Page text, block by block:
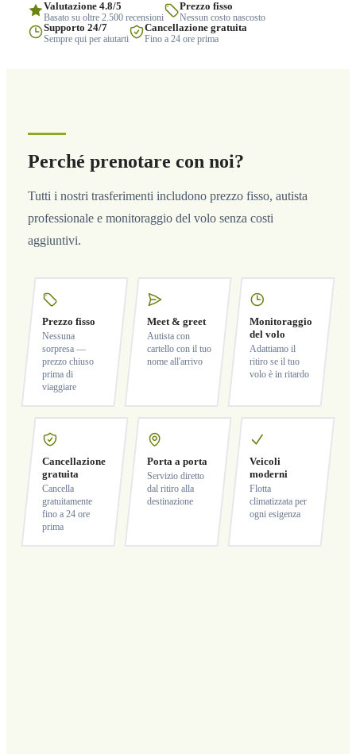
Valutazione 4.8/5
Basato su oltre 2.500 recensioni
Prezzo fisso
Nessun costo nascosto
Supporto 24/7
Sempre qui per aiutarti
Cancellazione gratuita
Fino a 24 ore prima
Perché prenotare con noi?
Tutti i nostri trasferimenti includono prezzo fisso, autista
professionale e monitoraggio del volo senza costi
aggiuntivi.
Prezzo fisso
Nessuna
sorpresa —
prezzo chiuso
prima di
viaggiare
Meet & greet
Autista con
cartello con il tuo
nome all'arrivo
Monitoraggio
del volo
Adattiamo il
ritiro se il tuo
volo è in ritardo
Cancellazione
gratuita
Cancella
gratuitamente
fino a 24 ore
prima
Porta a porta
Servizio diretto
dal ritiro alla
destinazione
Veicoli
moderni
Flotta
climatizzata per
ogni esigenza